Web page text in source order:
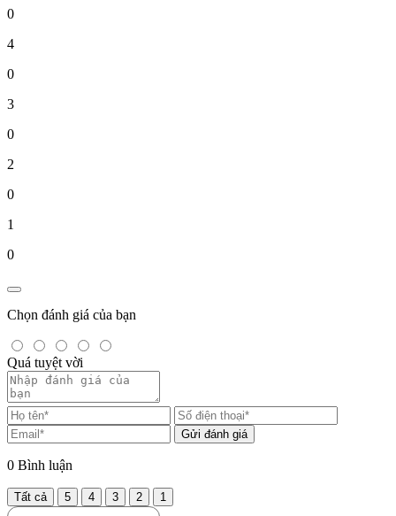
0
4
0
3
0
2
0
1
0
Chọn đánh giá của bạn
Quá tuyệt vời
Gửi đánh giá
0 Bình luận
Tất cả 5 4 3 2 1